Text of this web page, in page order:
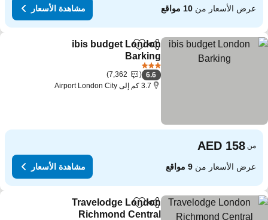
عرض الأسعار من10 مواقع مشاهدة الأسعار
مشاركةAdd to favorites
ibis budget London
Barking
6.6
7,362
3.7 كم إلى Airport London City
من
عرض الأسعار من9 مواقع مشاهدة الأسعار
مشاركةAdd to favorites
Travelodge London
Richmond Central